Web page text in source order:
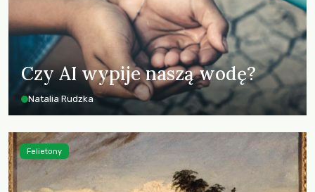
Czy AI wypije naszą wodę?
Natalia Rudzka
Felietony